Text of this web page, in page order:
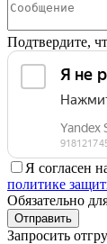
Подтвердите,
Я согласен
политике
Обязательно
Отправить
Запросить